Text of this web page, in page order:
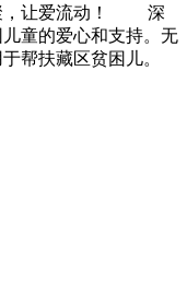
聚，让爱流动！ 深
童的爱心和支持。无
帮扶藏区贫困儿。